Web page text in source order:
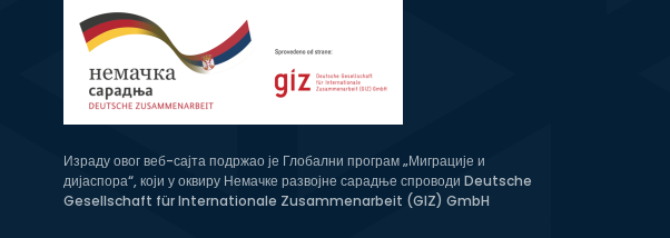
Израду овог веб-сајта подржао је Глобални програм „Миграције и
дијаспора“, који у оквиру Немачке развојне сарадње спроводи Deutsche
Gesellschaft für Internationale Zusammenarbeit (GIZ) GmbH